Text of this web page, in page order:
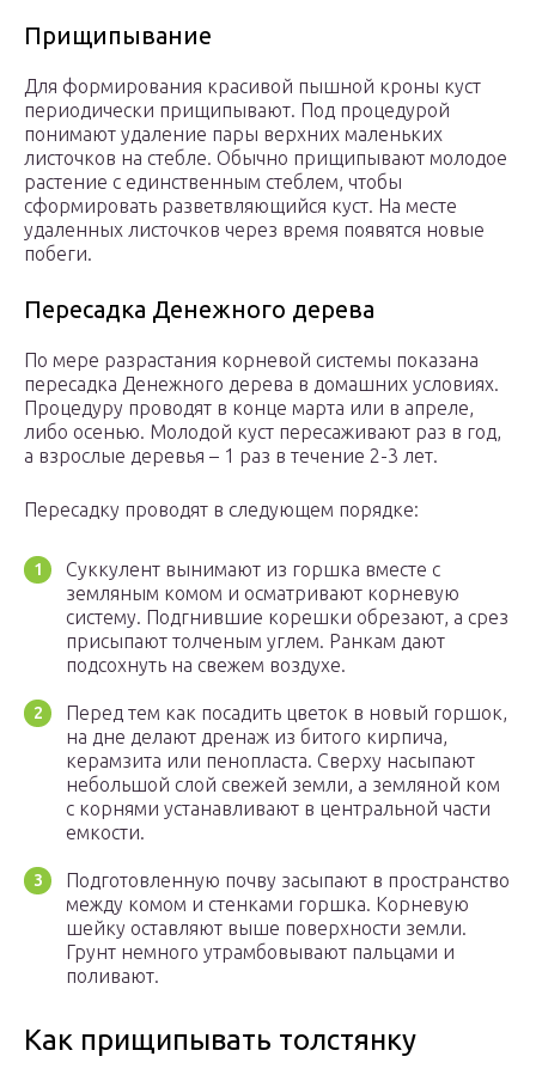
Прищипывание
Для формирования красивой пышной кроны куст
периодически прищипывают. Под процедурой
понимают удаление пары верхних маленьких
листочков на стебле. Обычно прищипывают молодое
растение с единственным стеблем, чтобы
сформировать разветвляющийся куст. На месте
удаленных листочков через время появятся новые
побеги.
Пересадка Денежного дерева
По мере разрастания корневой системы показана
пересадка Денежного дерева в домашних условиях.
Процедуру проводят в конце марта или в апреле,
либо осенью. Молодой куст пересаживают раз в год,
а взрослые деревья – 1 раз в течение 2-3 лет.
Пересадку проводят в следующем порядке:
Суккулент вынимают из горшка вместе с
земляным комом и осматривают корневую
систему. Подгнившие корешки обрезают, а срез
присыпают толченым углем. Ранкам дают
подсохнуть на свежем воздухе.
Перед тем как посадить цветок в новый горшок,
на дне делают дренаж из битого кирпича,
керамзита или пенопласта. Сверху насыпают
небольшой слой свежей земли, а земляной ком
с корнями устанавливают в центральной части
емкости.
Подготовленную почву засыпают в пространство
между комом и стенками горшка. Корневую
шейку оставляют выше поверхности земли.
Грунт немного утрамбовывают пальцами и
поливают.
Как прищипывать толстянку